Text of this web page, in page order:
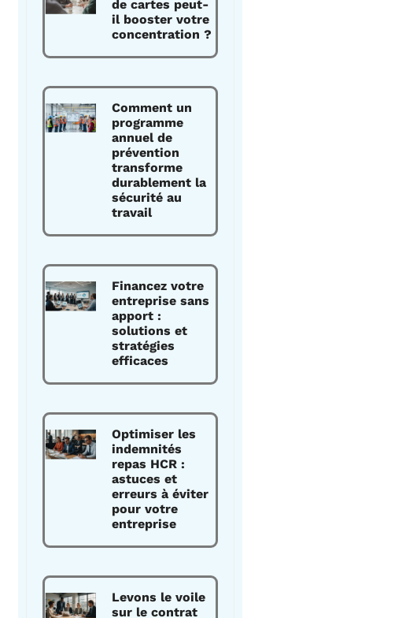
de cartes peut-
il booster votre
concentration ?
Comment un
programme
annuel de
prévention
transforme
durablement la
sécurité au
travail
Financez votre
entreprise sans
apport :
solutions et
stratégies
efficaces
Optimiser les
indemnités
repas HCR :
astuces et
erreurs à éviter
pour votre
entreprise
Levons le voile
sur le contrat